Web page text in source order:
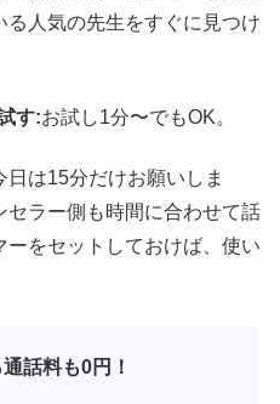
人気の先生をすぐに見つけ
す:お試し1分〜でもOK。
は15分だけお願いしま
ラー側も時間に合わせて話
をセットしておけば、使い
話料も0円！